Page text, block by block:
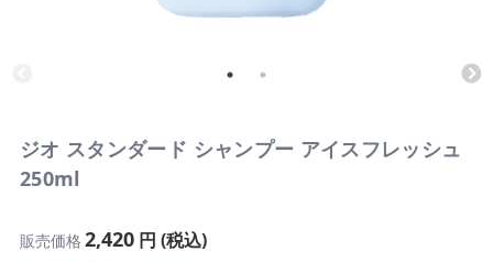
ジオ スタンダード シャンプー アイスフレッシュ
250ml
販売価格 2,420円 (税込)